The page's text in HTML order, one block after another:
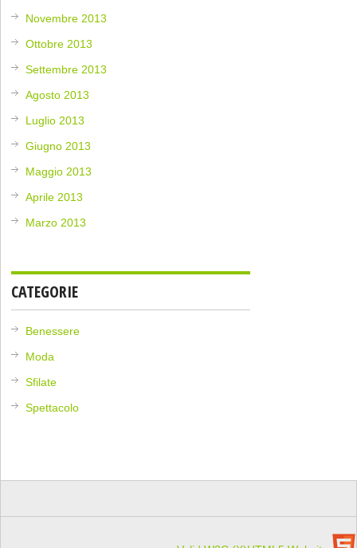
Novembre 2013
Ottobre 2013
Settembre 2013
Agosto 2013
Luglio 2013
Giugno 2013
Maggio 2013
Aprile 2013
Marzo 2013
CATEGORIE
Benessere
Moda
Sfilate
Spettacolo